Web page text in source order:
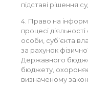
підставі рішення
4. Право на
процесі
особи, суб’єкта
за рахунок
Державного
бюджету,
визначеному